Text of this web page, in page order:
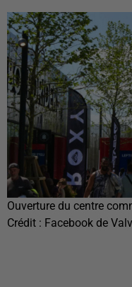
Ouverture du centre
Crédit : Facebook de